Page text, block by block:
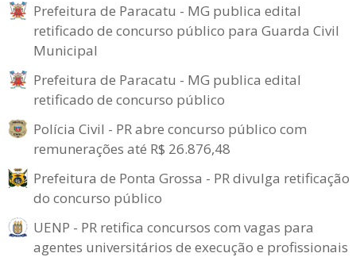
Prefeitura de Paracatu - MG publica edital
retificado de concurso público para Guarda Civil
Municipal
Prefeitura de Paracatu - MG publica edital
retificado de concurso público
Polícia Civil - PR abre concurso público com
remunerações até R$ 26.876,48
Prefeitura de Ponta Grossa - PR divulga retificação
do concurso público
UENP - PR retifica concursos com vagas para
agentes universitários de execução e profissionais